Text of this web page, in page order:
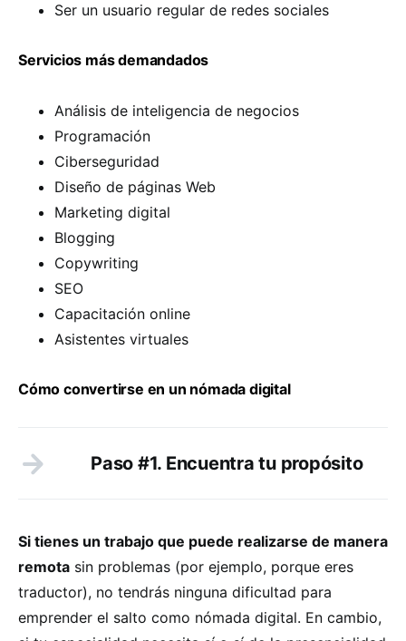
Ser un usuario regular de redes sociales
Servicios más demandados
Análisis de inteligencia de negocios
Programación
Ciberseguridad
Diseño de páginas Web
Marketing digital
Blogging
Copywriting
SEO
Capacitación online
Asistentes virtuales
Cómo convertirse en un nómada digital
Paso #1. Encuentra tu propósito
Si tienes un trabajo que puede realizarse de manera
remota sin problemas (por ejemplo, porque eres
traductor), no tendrás ninguna dificultad para
emprender el salto como nómada digital. En cambio,